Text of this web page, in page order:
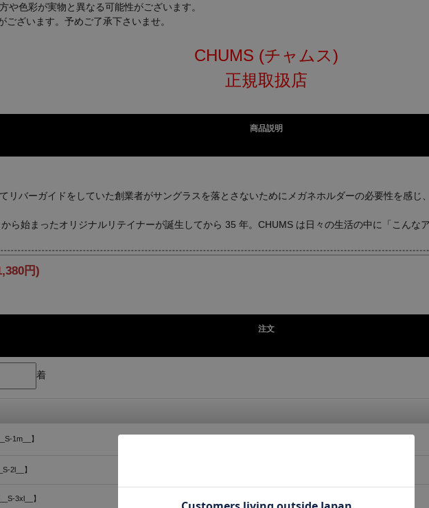
色彩が実物と異なる可能性がございます。
ざいます。予めご了承下さいませ。
CHUMS (チャムス)
正規取扱店
商品説明
リバーガイドをしていた創業者がサングラスを落とさないためにメガネホルダーの必要性を感
ら始まったオリジナルリテイナーが誕生してから 35 年。CHUMS は日々の生活の中に「こんな
円)
注文
着
1m__】
2l__】
3xl__】